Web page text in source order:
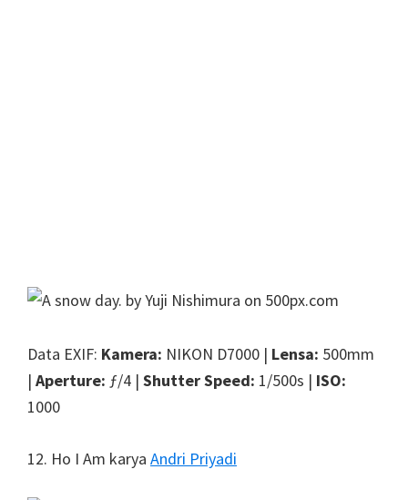
Data EXIF: Kamera: NIKON D7000 | Lensa: 500mm
| Aperture: ƒ/4 | Shutter Speed: 1/500s | ISO:
1000
12. Ho I Am karya Andri Priyadi